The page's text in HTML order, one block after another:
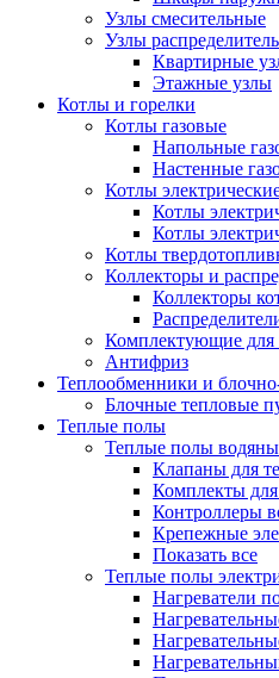
Узлы смесительные
Узлы
Квартирные
Этажные узлы
Котлы и горелки
Котлы газовые
Напольные
Настенные
Котлы
Котлы
Котлы
Котлы
Коллекторы и
Коллекторы
Комплектующие для
Антифриз
Теплообменники и
Блочные тепловые
Теплые полы
Теплые полы
Клапаны для
Комплекты для
Контроллеры
Крепежные
Показать все
Теплые полы
Нагреватели